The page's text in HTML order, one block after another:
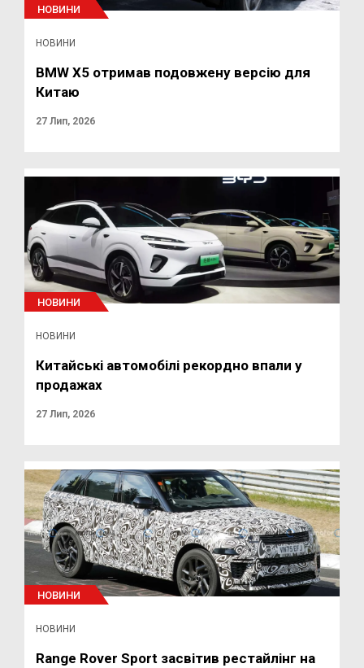
НОВИНИ
НОВИНИ
BMW X5 отримав подовжену версію для
Китаю
27 Лип, 2026
НОВИНИ
НОВИНИ
Китайські автомобілі рекордно впали у
продажах
27 Лип, 2026
НОВИНИ
НОВИНИ
Range Rover Sport засвітив рестайлінг на